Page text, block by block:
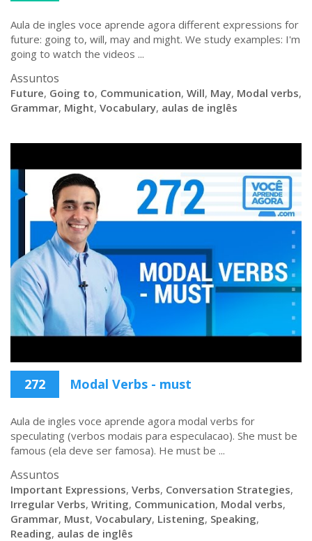
Aula de ingles voce aprende agora different expressions for
future: going to, will, may and might. We study examples: I'm
going to watch the videos ...
Assuntos
Future, Going to, Communication, Will, May, Modal verbs,
Grammar, Might, Vocabulary, aulas de inglês
272 Modal Verbs - must
Aula de ingles voce aprende agora modal verbs for
speculating (verbos modais para especulacao). She must be
famous (ela deve ser famosa). He must be ...
Assuntos
Important Expressions, Verbs, Conversation Strategies,
Irregular Verbs, Writing, Communication, Modal verbs,
Grammar, Must, Vocabulary, Listening, Speaking,
Reading, aulas de inglês